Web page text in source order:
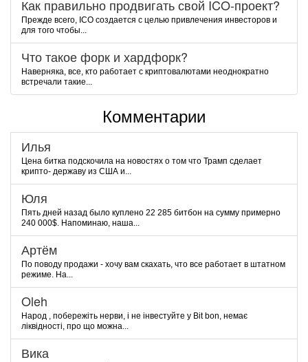
Как правильно продвигать свой ICO-проект?
Прежде всего, ICO создается с целью привлечения инвесторов и
для того чтобы...
Что такое форк и хардфорк?
Наверняка, все, кто работает с криптовалютами неоднократно
встречали такие...
Комментарии
Илья
Цена битка подскочила на новостях о том что Трамп сделает
крипто- державу из США и...
Юля
Пять дней назад было куплено 22 285 битбон на сумму примерно
240 000$. Напоминаю, наша...
Артём
По поводу продажи - хочу вам скахать, что все работает в штатном
режиме. На...
Oleh
Народ , побережіть нерви, і не інвестуйте у Bit bon, немає
ліквідності, про що можна...
Вика